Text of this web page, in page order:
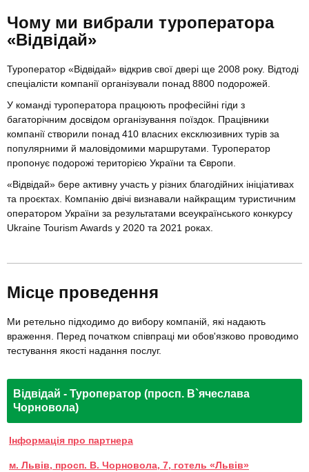
Чому ми вибрали туроператора
«Відвідай»
Туроператор «Відвідай» відкрив свої двері ще 2008 року. Відтоді
спеціалісти компанії організували понад 8800 подорожей.
У команді туроператора працюють професійні гіди з
багаторічним досвідом організування поїздок. Працівники
компанії створили понад 410 власних ексклюзивних турів за
популярними й маловідомими маршрутами. Туроператор
пропонує подорожі територією України та Європи.
«Відвідай» бере активну участь у різних благодійних ініціативах
та проєктах. Компанію двічі визнавали найкращим туристичним
оператором України за результатами всеукраїнського конкурсу
Ukraine Tourism Awards у 2020 та 2021 роках.
Місце проведення
Ми ретельно підходимо до вибору компаній, які надають
враження. Перед початком співпраці ми обов'язково проводимо
тестування якості надання послуг.
Відвідай - Туроператор (просп. В`ячеслава
Чорновола)
Інформація про партнера
м. Львів, просп. В. Чорновола, 7, готель «Львів»